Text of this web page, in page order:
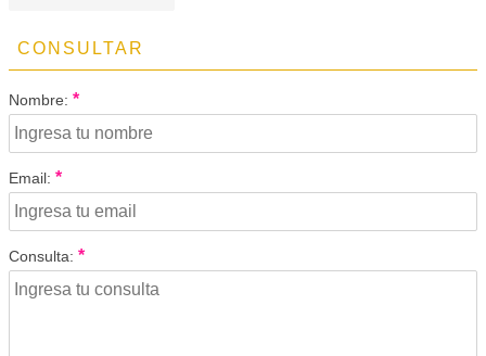
CONSULTAR
Nombre: *
Email: *
Consulta: *